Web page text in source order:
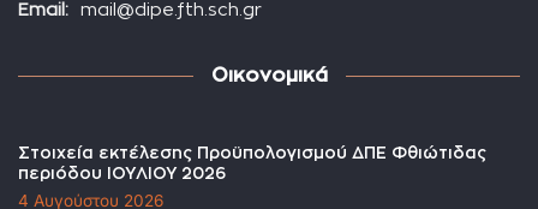
Email: mail@dipe.fth.sch.gr
Οικονομικά
Στοιχεία εκτέλεσης Προϋπολογισμού ΔΠΕ Φθιώτιδας
περιόδου ΙΟΥΛΙΟΥ 2026
4 Αυγούστου 2026